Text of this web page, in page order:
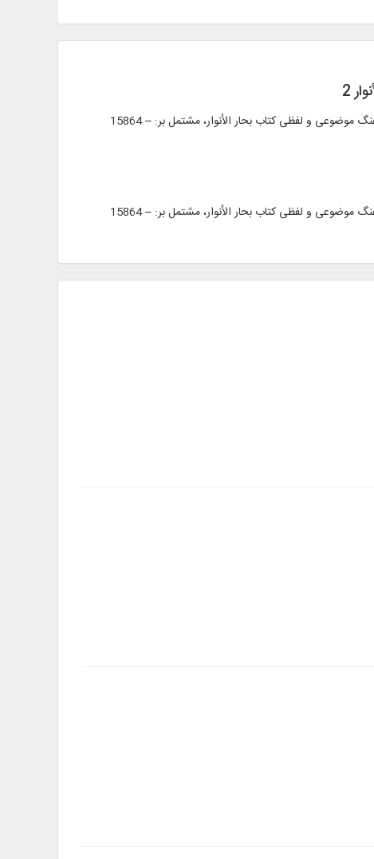
2
• متن کامل 20 عنوان کتاب در 166 جلد، شامل: – بحار الأنوار – سفینة البحار – مستدرک سفینة البحار – به همراه ترجمه‌های موجود • فرهنگ موضوعی و لفظی کتاب بحار الأنوار، مشتمل بر: – 15864
• متن کامل 20 عنوان کتاب در 166 جلد، شامل: – بحار الأنوار – سفینة البحار – مستدرک سفینة البحار – به همراه ترجمه‌های موجود • فرهنگ موضوعی و لفظی کتاب بحار الأنوار، مشتمل بر: – 15864